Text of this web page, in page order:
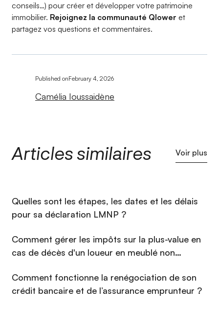
conseils…) pour créer et développer votre patrimoine
immobilier. Rejoignez la communauté Qlower et
partagez vos questions et commentaires.
Published onFebruary 4, 2026
Camélia Ioussaidène
Articles similaires Voir plus
⁠Quelles sont les étapes, les dates et les délais
pour sa déclaration LMNP ?
Comment gérer les impôts sur la plus-value en
cas de décès d'un loueur en meublé non
Comment fonctionne la renégociation de son
crédit bancaire et de l’assurance emprunteur ?